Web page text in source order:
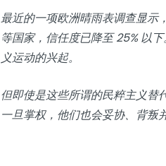
最近的一项欧洲晴雨表调查显示
等国家，信任度已降至 25% 以
义运动的兴起。
但即使是这些所谓的民粹主义替
一旦掌权，他们也会妥协、背叛